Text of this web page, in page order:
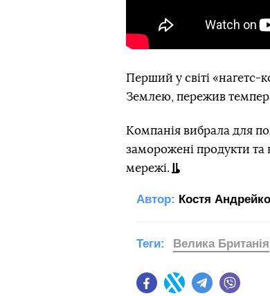
Перший у світі «нагетс-
Землею, пережив
Компанія вибрала для
заморожені продукти
мережі.
Автор: Костя
FacebookTwitter Telegram
Теги: Велика Британія